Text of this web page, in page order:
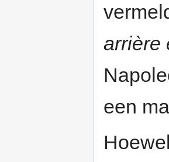
arrière
een